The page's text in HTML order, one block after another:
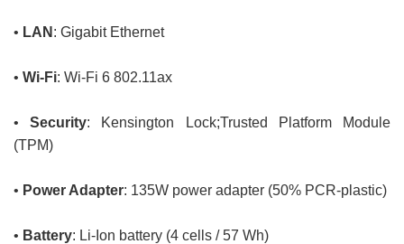
• LAN : Gigabit Ethernet
• Wi-Fi: Wi-Fi 6 802.11ax
•Security: Kensington Lock;Trusted Platform Module
(TPM)
• Power Adapter: 135W power adapter (50% PCR-plastic)
• Battery: Li-Ion battery (4 cells / 57 Wh)